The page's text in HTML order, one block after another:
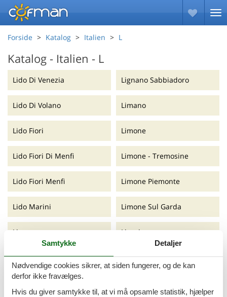
Forside Katalog Italien L
Katalog - Italien - L
Lido Di Venezia
Lido Di Volano
Lido Fiori
Lido Fiori Di Menfi
Lido Fiori Menfi
Lido Marini
Lierna
Lignano
Lignano Sabbiadoro
Limano
Limone
Limone - Tremosine
Limone Piemonte
Limone Sul Garda
Linari
Lingotto
Samtykke Detaljer
Nødvendige cookies sikrer, at siden fungerer, og de kan
derfor ikke fravælges.
Hvis du giver samtykke til, at vi må opsamle statistik, hjælper